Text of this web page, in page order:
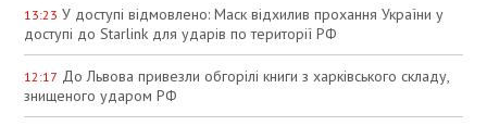
13:23 У доступі відмовлено: Маск відхилив прохання України у
доступі до Starlink для ударів по території РФ
12:17 До Львова привезли обгорілі книги з харківського складу,
знищеного ударом РФ